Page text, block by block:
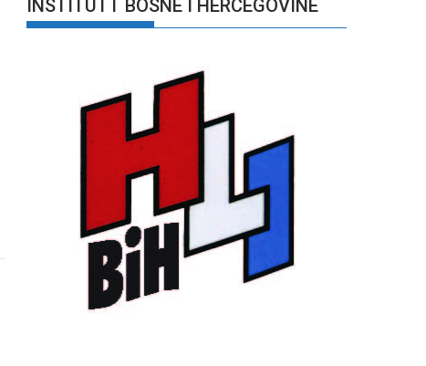
INSTITUTT BOSNE I HERCEGOVINE